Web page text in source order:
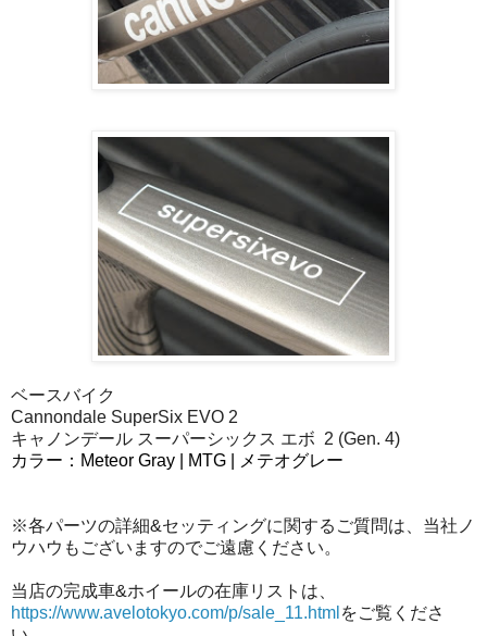
ベースバイク
Cannondale SuperSix EVO 2
キャノンデール スーパーシックス エボ 2 (Gen. 4)
カラー：Meteor Gray | MTG | メテオグレー
※各パーツの詳細&セッティングに関するご質問は、当社ノ
ウハウもございますのでご遠慮ください。
当店の完成車&ホイールの在庫リストは、
https://www.avelotokyo.com/p/sale_11.html をご覧くださ